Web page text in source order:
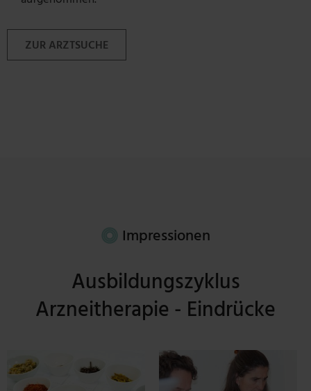
ZUR ARZTSUCHE
Impressionen
Ausbildungszyklus
Arzneitherapie - Eindrücke